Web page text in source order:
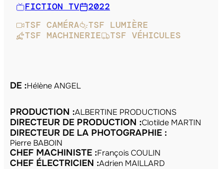
FICTION TV
2022
TSF CAMÉRA
TSF LUMIÈRE
TSF MACHINERIE
TSF VÉHICULES
DE :Hélène ANGEL
PRODUCTION :ALBERTINE PRODUCTIONS
DIRECTEUR DE PRODUCTION :Clotilde MARTIN
DIRECTEUR DE LA PHOTOGRAPHIE :
Pierre BABOIN
CHEF MACHINISTE :François COULIN
CHEF ÉLECTRICIEN :Adrien MAILLARD